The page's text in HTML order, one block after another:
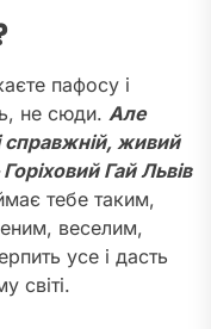
пафосу і
не сюди. Але
справжній, живий
Гай Львів
тебе таким,
веселим,
усе і дасть
світі.